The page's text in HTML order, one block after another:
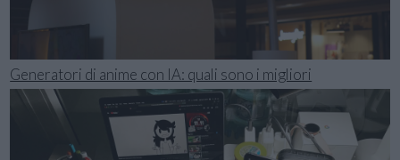
Generatori di anime con IA: quali sono i migliori